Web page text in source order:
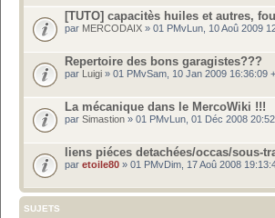
[TUTO] capacitès huiles et autres,
par MERCODAIX » 01 PMvLun, 10 Aoû 2009
Repertoire des bons garagistes???
par Luigi » 01 PMvSam, 10 Jan 2009 16:36:09
La mécanique dans le MercoWiki !!!
par Simastion » 01 PMvLun, 01 Déc 2008
liens piéces detachées/occas/sous-
par etoile80 » 01 PMvDim, 17 Aoû 2008
SUJETS